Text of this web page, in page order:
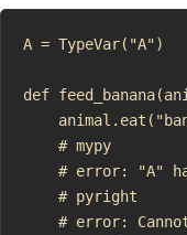
A = TypeVar("A")
def
    # mypy
# error: "A"
    # pyright
# error: